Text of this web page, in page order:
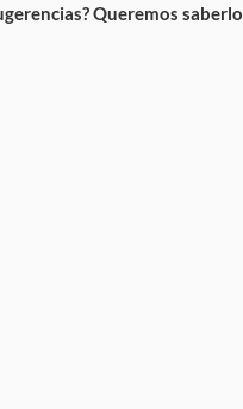
Queremos saberlo